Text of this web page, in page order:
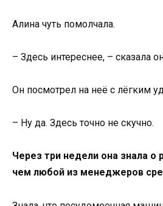
Алина чуть помолчала.
– Здесь интереснее, – сказала
Он посмотрел на неё с лёгким
– Ну да. Здесь точно не скучно.
Через три недели она знала о
чем любой из менеджеров